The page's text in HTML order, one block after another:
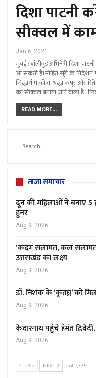
दिशा पाटनी
सीक्वल में
Jan 6, 2021
मुंबई : बॉलीवुड अभिनेत्री दिशा
आ सकती है।मोहित सूरी के निर्देशन
सिद्धार्थ मल्होत्रा, श्रद्धा कपूर
का सीक्वल बनाया जाने वाला है।
READ MORE...
ताजा समाचार
दून की महिलाओं ने बनाए 5
हुनर
Aug 9, 2026
‘कदम सलामत, कल
उत्तराखंड का लक्ष्य
Aug 9, 2026
डॉ. निशंक के ‘कृतघ्न’ को
Aug 9, 2026
केदारनाथ पहुंचे हेमंत
Aug 9, 2026
PREV NEXT 1 of 7,335